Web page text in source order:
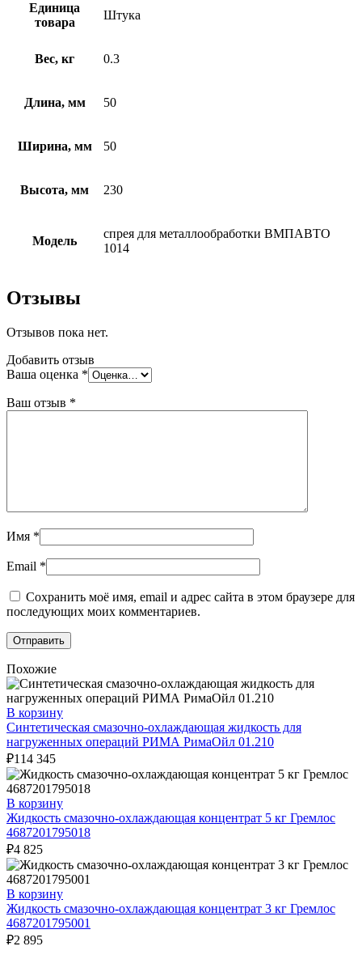
Единица
товара
Штука
Вес, кг 0.3
Длина, мм 50
Ширина, мм 50
Высота, мм 230
Модель
спрея для металлообработки ВМПАВТО
1014
Отзывы
Отзывов пока нет.
Добавить отзыв
Ваша оценка *
Ваш отзыв *
Имя *
Email *
Сохранить моё имя, email и адрес сайта в этом браузере для
последующих моих комментариев.
Похожие
В корзину
Синтетическая смазочно-охлаждающая жидкость для
нагруженных операций РИМА РимаОйл 01.210
₽114 345
В корзину
Жидкость смазочно-охлаждающая концентрат 5 кг Гремлос
4687201795018
₽4 825
В корзину
Жидкость смазочно-охлаждающая концентрат 3 кг Гремлос
4687201795001
₽2 895